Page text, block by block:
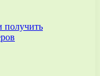
получить